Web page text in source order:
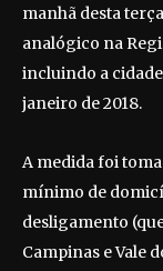
manhã desta
analógico na
incluindo a cidade
janeiro de 2018.
A medida foi
mínimo de
desligamento
Campinas e Vale